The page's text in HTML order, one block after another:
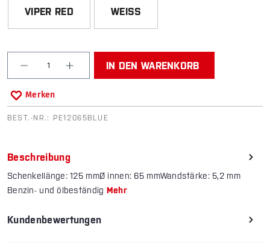
VIPER RED WEISS
Produkt Anzahl: Gib den gewünschten Wert ein
IN DEN WARENKORB
Merken
BEST.-NR.: PE12065BLUE
Beschreibung
Schenkellänge: 125 mmØ innen: 65 mmWandstärke: 5,2 mm
Benzin- und ölbeständig Mehr
Kundenbewertungen